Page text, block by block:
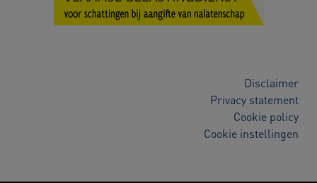
Disclaimer
Privacy statement
Cookie policy
Cookie instellingen